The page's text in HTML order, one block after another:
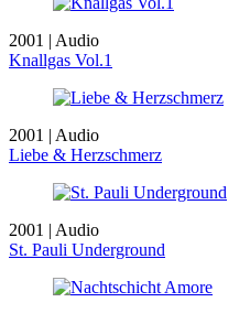
2001 | Audio
Knallgas Vol.1
2001 | Audio
Liebe & Herzschmerz
2001 | Audio
St. Pauli Underground